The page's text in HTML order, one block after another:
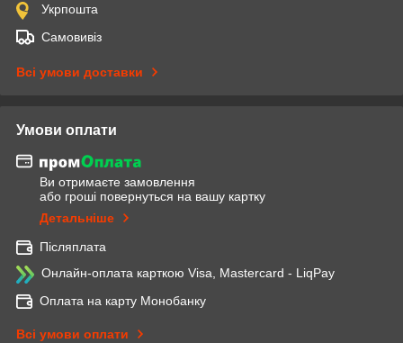
Укрпошта
Самовивіз
Всі умови доставки
Умови оплати
Ви отримаєте замовлення
або гроші повернуться на вашу картку
Детальніше
Післяплата
Онлайн-оплата карткою Visa, Mastercard - LiqPay
Оплата на карту Монобанку
Всі умови оплати